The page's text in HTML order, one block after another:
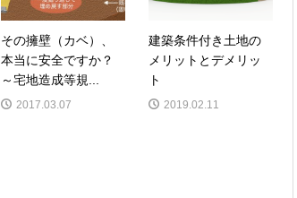
その擁壁（カベ）、
本当に安全ですか？
～宅地造成等規...
2017.03.07
建築条件付き土地の
メリットとデメリッ
ト
2019.02.11